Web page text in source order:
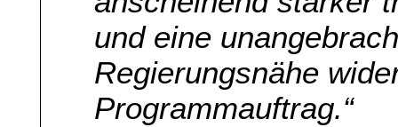
und eine
Regierungsnähe
Programmauftrag.“